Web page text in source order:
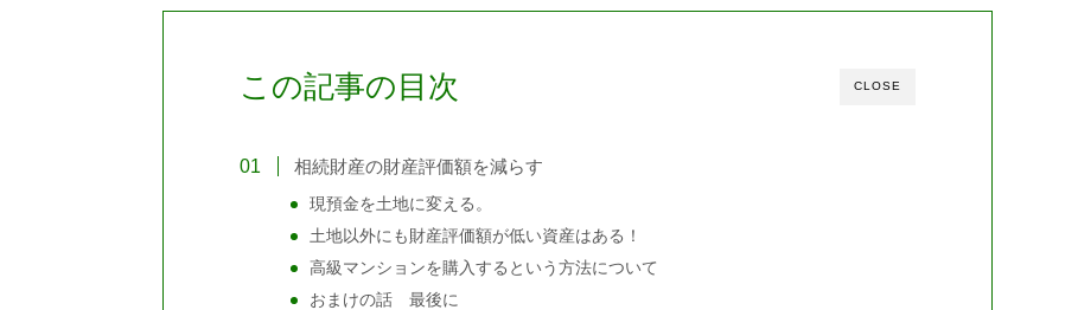
CLOSE
この記事の目次
相続財産の財産評価額を減らす
現預金を土地に変える。
土地以外にも財産評価額が低い資産はある！
高級マンションを購入するという方法について
おまけの話 最後に